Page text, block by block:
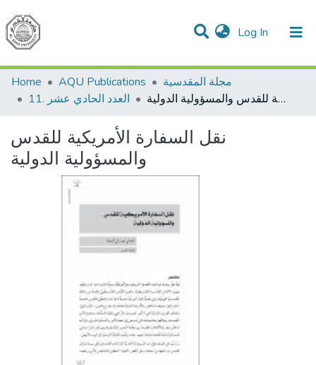
Log In (current)
Communities & Collections
All of DSpace
Home
AQU Publications
مجلة المقدسية
11. العدد الحادي عشر
نقل السفارة الأمريكية للقدس والمسؤولية الدولية
نقل السفارة الأمريكية للقدس
والمسؤولية الدولية